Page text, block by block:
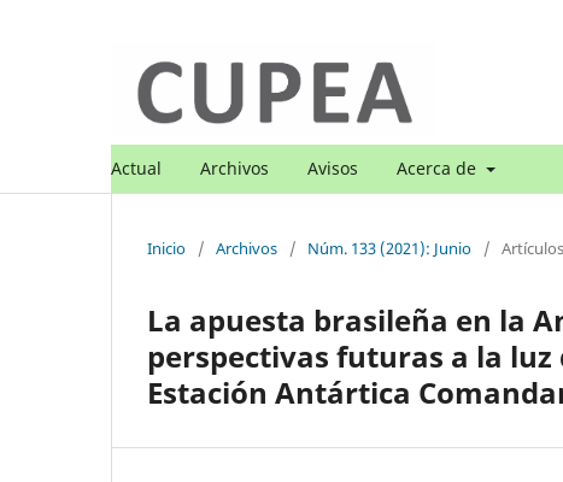
Actual Archivos Avisos Acerca de
Inicio / Archivos / Núm. 133 (2021): Junio / Artículos
La apuesta brasileña en la
perspectivas futuras a la
Estación Antártica